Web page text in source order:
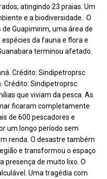
atingindo 23 praias. Um
e a biodiversidade. O
Guapimirim, uma área de
da fauna e flora e
terminou afetado.
Crédito: Sindipetroprsc
que viviam da pesca. As
ficaram completamente
de 600 pescadores e
um longo período sem
renda. O desastre também
e transformou o espaço
presença de muito lixo. O
Uma tragédia com